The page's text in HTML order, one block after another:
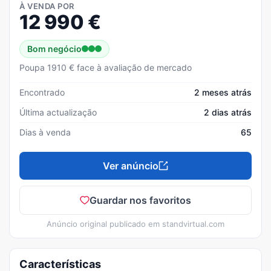
À VENDA POR
12 990 €
Bom negócio
Poupa 1910 € face à avaliação de mercado
Encontrado
2 meses atrás
Última actualização
2 dias atrás
Dias à venda
65
Ver anúncio
Guardar nos favoritos
Anúncio original publicado em standvirtual.com
Características